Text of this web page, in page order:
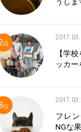
【学
ッカー
フレ
NGな